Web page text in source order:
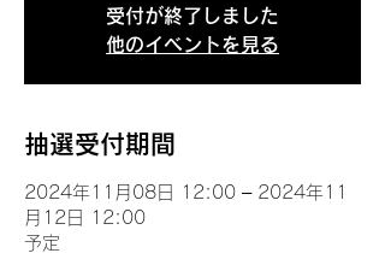
受付が終了しました
他のイベントを見る
抽選受付期間
2024年11月08日 12:00 – 2024年11
月12日 12:00
予定